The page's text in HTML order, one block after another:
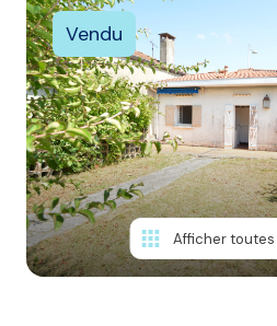
vendus
Nos
agences
Contact
Vendu
Afficher